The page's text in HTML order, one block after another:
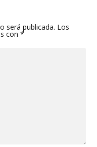
será publicada. Los
con*